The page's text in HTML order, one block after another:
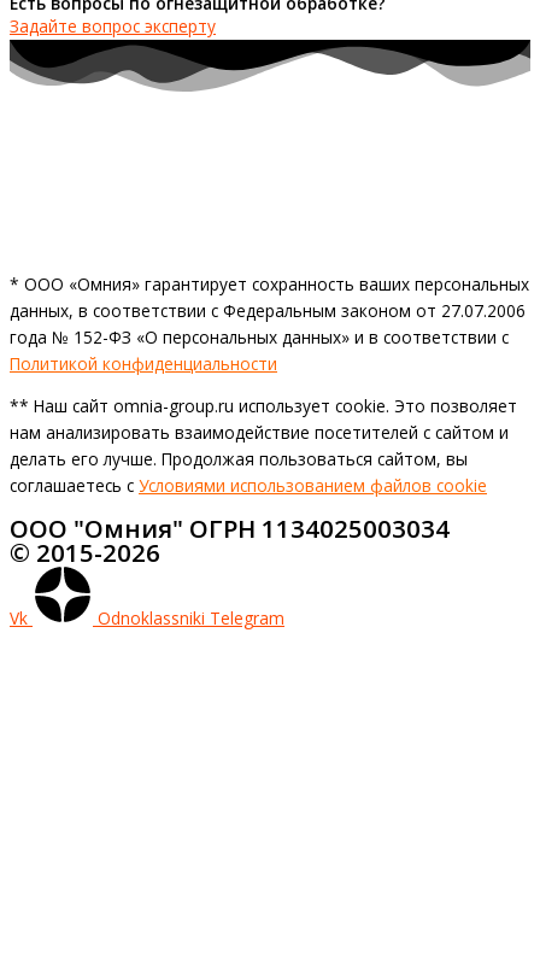
Задайте вопрос эксперту
* ООО «Омния» гарантирует сохранность ваших персональных
данных, в соответствии с Федеральным законом от 27.07.2006
года № 152-ФЗ «О персональных данных» и в соответствии с
Политикой конфиденциальности
** Наш сайт omnia-group.ru использует cookie. Это позволяет
нам анализировать взаимодействие посетителей с сайтом и
делать его лучше. Продолжая пользоваться сайтом, вы
соглашаетесь с Условиями использованием файлов cookie
ООО "Омния" ОГРН 1134025003034
© 2015-2026
Vk Odnoklassniki Telegram